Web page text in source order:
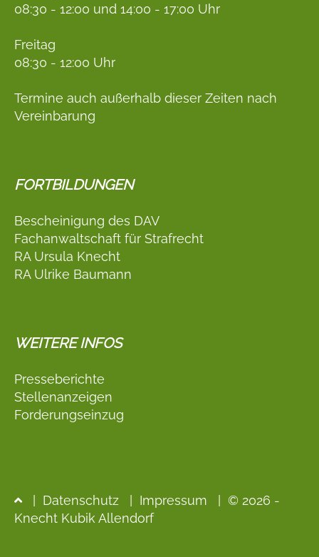
08:30 - 12:00 und 14:00 - 17:00 Uhr
Freitag
08:30 - 12:00 Uhr
Termine auch außerhalb dieser Zeiten nach
Vereinbarung
FORTBILDUNGEN
Bescheinigung des DAV
Fachanwaltschaft für Strafrecht
RA Ursula Knecht
RA Ulrike Baumann
WEITERE INFOS
Presseberichte
Stellenanzeigen
Forderungseinzug
Datenschutz Impressum
| © 2026 -
Knecht Kubik Allendorf